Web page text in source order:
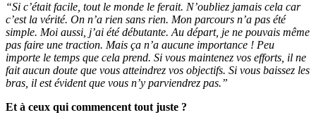
“Si c’était facile, tout le monde le ferait. N’oubliez jamais cela car
c’est la vérité. On n’a rien sans rien. Mon parcours n’a pas été
simple. Moi aussi, j’ai été débutante. Au départ, je ne pouvais même
pas faire une traction. Mais ça n’a aucune importance ! Peu
importe le temps que cela prend. Si vous maintenez vos efforts, il ne
fait aucun doute que vous atteindrez vos objectifs. Si vous baissez les
bras, il est évident que vous n’y parviendrez pas.”
Et à ceux qui commencent tout juste ?